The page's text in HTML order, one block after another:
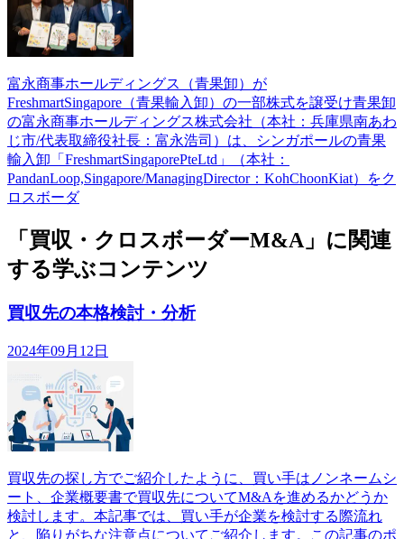
富永商事ホールディングス（青果卸）が
FreshmartSingapore（青果輸入卸）の一部株式を譲受け青果卸
の富永商事ホールディングス株式会社（本社：兵庫県南あわ
じ市/代表取締役社長：富永浩司）は、シンガポールの青果
輸入卸「FreshmartSingaporePteLtd」（本社：
PandanLoop,Singapore/ManagingDirector：KohChoonKiat）をク
ロスボーダ
「買収・クロスボーダーM&A」に関連
する学ぶコンテンツ
買収先の本格検討・分析
2024年09月12日
買収先の探し方でご紹介したように、買い手はノンネームシ
ート、企業概要書で買収先についてM&Aを進めるかどうか
検討します。本記事では、買い手が企業を検討する際流れ
と、陥りがちな注意点についてご紹介します。この記事のポ